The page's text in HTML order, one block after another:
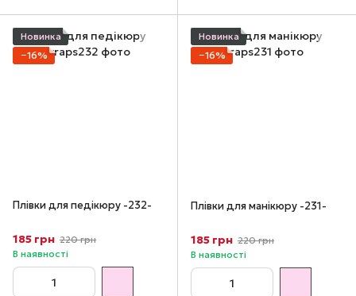
Новинка
−16%
Плівки для педікюру -232-
185 грн 220 грн
В наявності
Новинка
−16%
Плівки для манікюру -231-
185 грн 220 грн
В наявності